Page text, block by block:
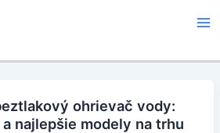
ohrievač vody:
najlepšie modely na trhu